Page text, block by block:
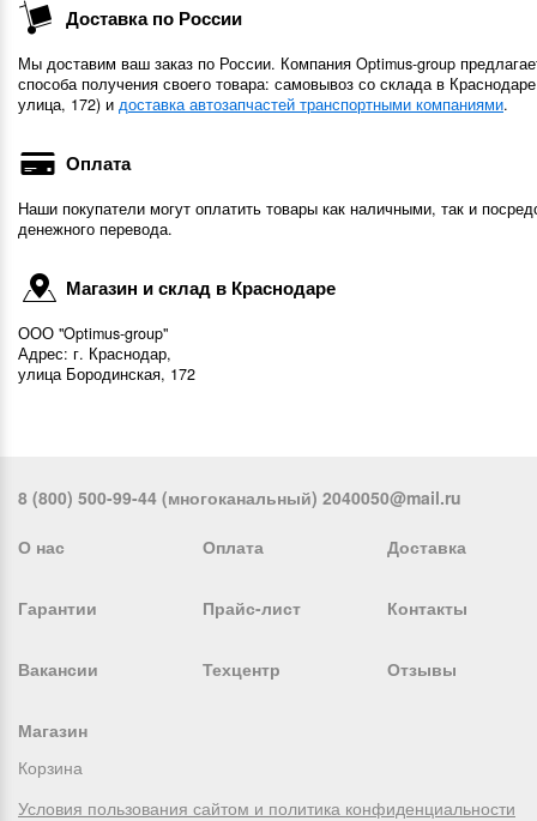
Доставка по России
Мы доставим ваш заказ по России. Компания Optimus-group
способа получения своего товара: самовывоз со склада в
улица, 172) и доставка автозапчастей транспортными компаниями.
Оплата
Наши покупатели могут оплатить товары как наличными, так и
денежного перевода.
Магазин и склад в Краснодаре
ООО "Optimus-group"
Адрес: г. Краснодар,
улица Бородинская, 172
8 (800) 500-99-44 (многоканальный) 2040050@mail.ru
О нас Оплата Доставка
Гарантии Прайс-лист Контакты
Вакансии Техцентр Отзывы
Магазин
Корзина
Условия пользования сайтом и политика конфиденциальности